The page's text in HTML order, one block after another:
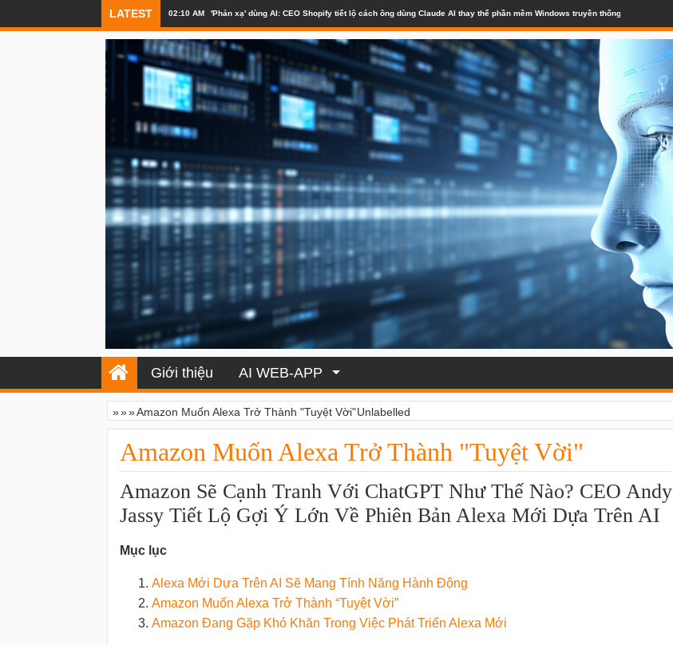
LATEST 02:10 AM 'Phản xạ' dùng AI: CEO Shopify tiết lộ cách ông dùng Claude AI thay thế phần mềm Windows truyền thống
Giới thiệu AI WEB-APP
»» Unlabelled
»Amazon Muốn Alexa Trở Thành "Tuyệt Vời"
Amazon Muốn Alexa Trở Thành "Tuyệt Vời"
Amazon Sẽ Cạnh Tranh Với ChatGPT Như Thế Nào? CEO Andy
Jassy Tiết Lộ Gợi Ý Lớn Về Phiên Bản Alexa Mới Dựa Trên AI
Mục lục
Alexa Mới Dựa Trên AI Sẽ Mang Tính Năng Hành Động
Amazon Muốn Alexa Trở Thành “Tuyệt Vời”
Amazon Đang Gặp Khó Khăn Trong Việc Phát Triển Alexa Mới